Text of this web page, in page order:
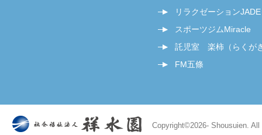
リラクゼーションJADE
スポーツジムMiracle
託児室 楽柿（らくが
FM五條
Copyright©2026- Shousuien.